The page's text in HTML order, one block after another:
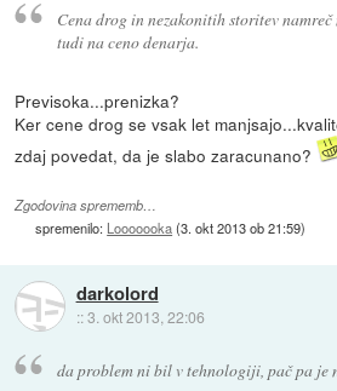
Cena drog in nezakonitih storitev
tudi na ceno denarja.
Previsoka...prenizka?
Ker cene drog se vsak let
zdaj povedat, da je slabo zaracunano?
Zgodovina sprememb…
spremenilo: Looooooka(3. okt 2013 ob 21:59)
darkolord
::3. okt 2013, 22:06
da problem ni bil v tehnologiji, pač pa je